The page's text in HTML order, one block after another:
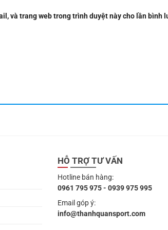
và trang web trong trình duyệt này cho lần bình
HỖ TRỢ TƯ VẤN
Hotline bán hàng:
0961 795 975 - 0939 975 995
Email góp ý:
info@thanhquansport.com